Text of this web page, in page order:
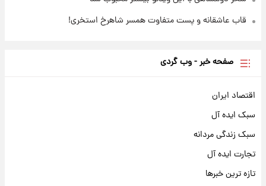
قاب عاشقانه و پست متفاوت همسر شاهرخ استخری!
صفحه خبر - وب گردی
اقتصاد ایران
سبک ایده آل
سبک زندگی مردانه
تجارت ایده آل
تازه ترین خبرها